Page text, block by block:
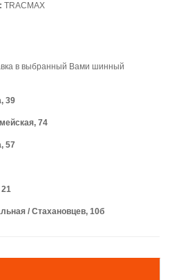
TRACMAX
в выбранный Вами шинный
39
74
57
/ Стахановцев, 10б